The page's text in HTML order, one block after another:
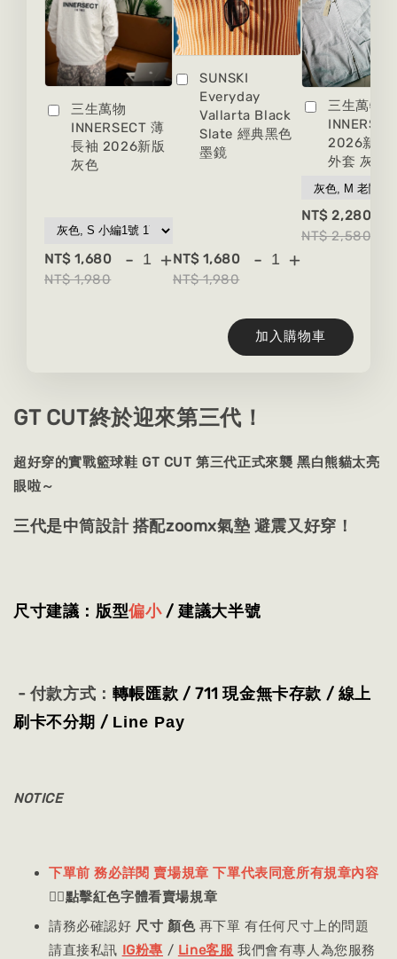
三生萬物
INNERSECT 薄
長袖 2026新版
灰色
NT$ 1,680
NT$ 1,980
- +
SUNSKI
Everyday
Vallarta Black
Slate 經典黑色
墨鏡
NT$ 1,680
NT$ 1,980
- +
三生萬物
2026新版
外套 灰色
NT$ 2,280
NT$ 2,580
加入購物車
GT CUT終於迎來第三代！
超好穿的實戰籃球鞋 GT CUT 第三代正式來襲 黑白熊貓太亮
眼啦～
三代是中筒設計 搭配zoomx氣墊 避震又好穿！
尺寸建議：版型偏小/ 建議大半號
- 付款方式： 轉帳匯款 / 711 現金無卡存款 / 線上
刷卡不分期 / Line Pay
NOTICE
下單前 務必詳閱 賣場規章 下單代表同意所有規章內容
👈🏻點擊紅色字體看賣場規章
請務必確認好 尺寸 顏色再下單 有任何尺寸上的問題
請直接私訊 IG粉專 / Line客服 我們會有專人為您服務